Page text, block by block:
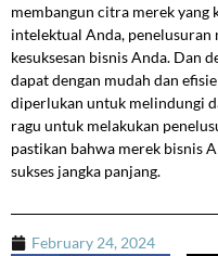
membangun citra merek yang
intelektual Anda, penelusuran
kesuksesan bisnis Anda. Dan
dapat dengan mudah dan
diperlukan untuk melindungi
ragu untuk melakukan
pastikan bahwa merek bisnis
sukses jangka panjang.
February 24, 2024